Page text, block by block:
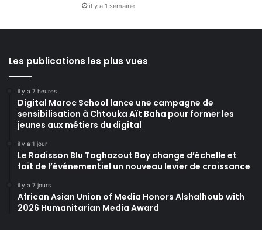
il y a 1 semaine
Les publications les plus vues
il y a 7 heures
Digital Maroc School lance une campagne de
sensibilisation à Chtouka Aït Baha pour former les
jeunes aux métiers du digital
il y a 1 jour
Le Radisson Blu Taghazout Bay change d’échelle et
fait de l’événementiel un nouveau levier de croissance
il y a 7 jours
African Asian Union of Media Honors Alshalhoub with
2026 Humanitarian Media Award